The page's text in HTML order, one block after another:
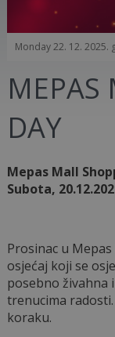
Monday 22. 12. 2025.
MEPAS
DAY
Mepas Mall
Subota,
Prosinac u
osjećaj koji se
posebno živahna
trenucima
koraku.